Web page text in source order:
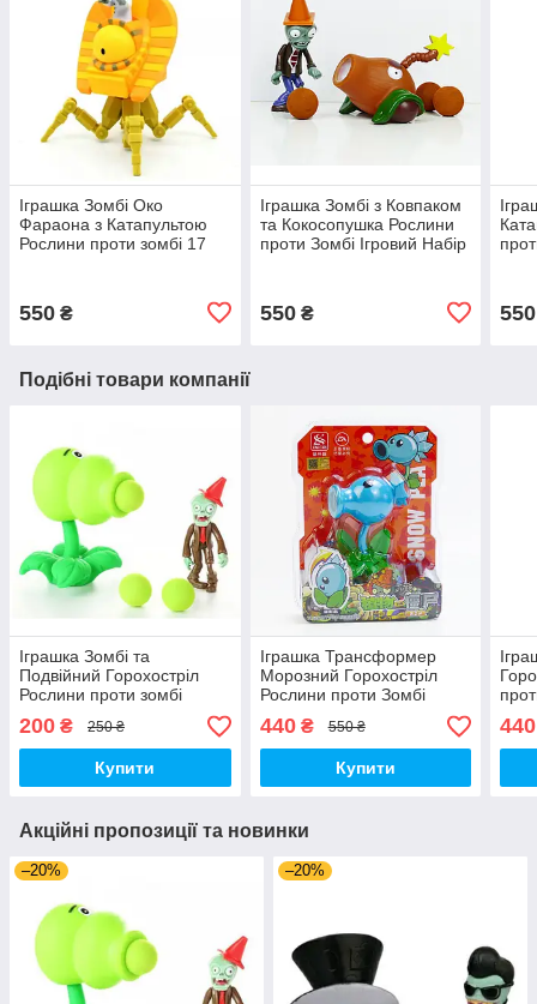
Іграшка Зомбі Око
Фараона з Катапультою
Рослини проти зомбі 17
550 ₴
Іграшка Зомбі з Ковпаком
та Кокосопушка Рослини
проти Зомбі Ігровий Набір
550₴ 550
Подібні товари компанії
Іграшка Зомбі та
Подвійний Горохостріл
Рослини проти зомбі
Ігровий Набір Plants vs
Zombies (00173)
200 ₴ 250 ₴
Купити
Іграшка Трансформер
Морозний Горохостріл
Рослини проти Зомбі
Ігровий Набір Plants vs
Zombies (01296)
440₴ 550 ₴
Купити
440
Акційні пропозиції та новинки
–20% –20%